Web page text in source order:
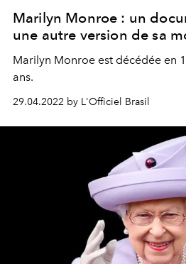
Marilyn Monroe : un
une autre version de sa
Marilyn Monroe est décédée en
ans.
29.04.2022 by L'Officiel Brasil